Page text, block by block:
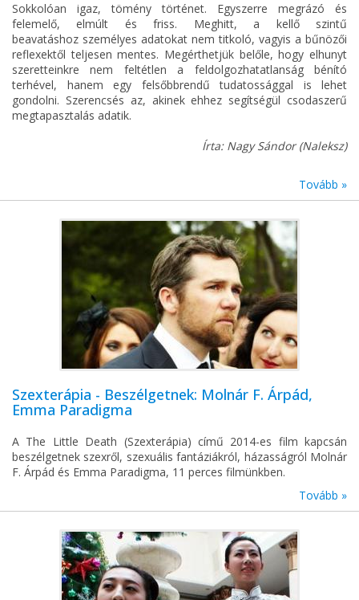
Sokkolóan igaz, tömény történet. Egyszerre megrázó és
felemelő, elmúlt és friss. Meghitt, a kellő szintű
beavatáshoz személyes adatokat nem titkoló, vagyis a bűnözői
reflexektől teljesen mentes. Megérthetjük belőle, hogy elhunyt
szeretteinkre nem feltétlen a feldolgozhatatlanság bénító
terhével, hanem egy felsőbbrendű tudatossággal is lehet
gondolni. Szerencsés az, akinek ehhez segítségül csodaszerű
megtapasztalás adatik.
Írta: Nagy Sándor (Naleksz)
Tovább »
Szexterápia - Beszélgetnek: Molnár F. Árpád,
Emma Paradigma
A The Little Death (Szexterápia) című 2014-es film kapcsán
beszélgetnek szexről, szexuális fantáziákról, házasságról Molnár
F. Árpád és Emma Paradigma, 11 perces filmünkben.
Tovább »